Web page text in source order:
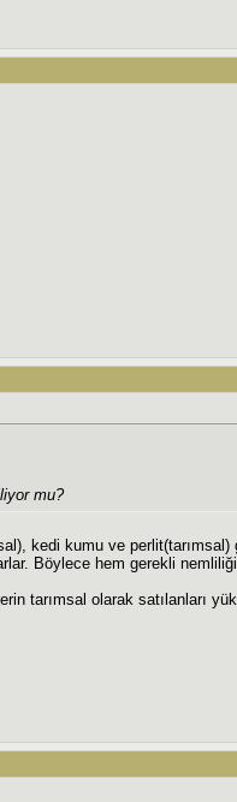
mu?
kedi kumu ve
Böylece hem gerekli nemliliği
tarımsal olarak satılanları